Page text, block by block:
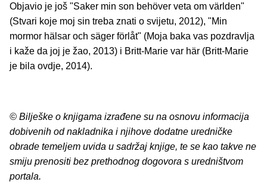
Objavio je još "Saker min son behöver veta om världen"
(Stvari koje moj sin treba znati o svijetu, 2012), "Min
mormor hälsar och säger förlåt" (Moja baka vas pozdravlja
i kaže da joj je žao, 2013) i Britt-Marie var här (Britt-Marie
je bila ovdje, 2014).
© Bilješke o knjigama izrađene su na osnovu informacija
dobivenih od nakladnika i njihove dodatne uredničke
obrade temeljem uvida u sadržaj knjige, te se kao takve ne
smiju prenositi bez prethodnog dogovora s uredništvom
portala.